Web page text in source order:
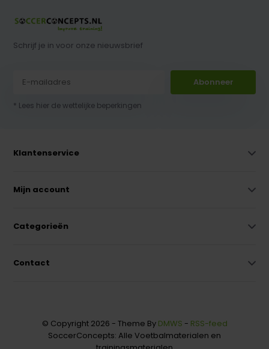
Schrijf je in voor onze nieuwsbrief
Abonneer
* Lees hier de wettelijke beperkingen
Klantenservice
Mijn account
Categorieën
Contact
© Copyright 2026 - Theme By DMWS - RSS-feed
SoccerConcepts: Alle Voetbalmaterialen en